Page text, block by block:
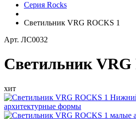
Серия Rocks
Светильник VRG ROCKS 1
Арт. ЛС0032
Светильник VRG
хит